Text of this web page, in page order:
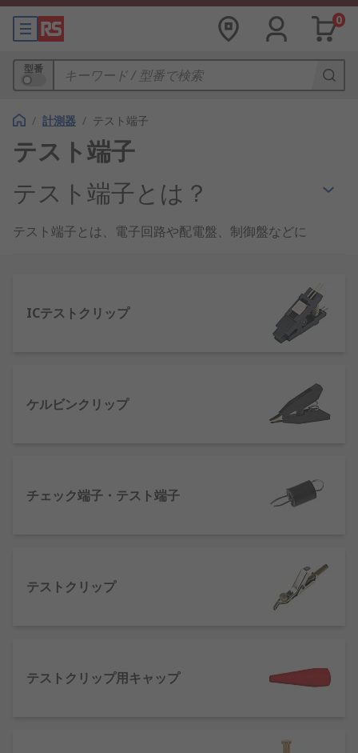
0
型番
/ 計測器 / テスト端子
テスト端子
テスト端子とは？
テスト端子とは、電子回路や配電盤、制御盤などに
一般的には、機器側に試験用ケーブルを接続するた
めのソケットがあり、そこにケーブルに取り付けた
プラグを差し込んで測定を行います。ソケットがな
ローブと呼ばれる細い棒状の先端を回路の一部に接
触させ、オシロスコープなどに接続して測定するの
テスト端子の種類
ナナカプラなど、様々な製品を豊富に取り揃
えております。
タクトプローブには様々な先端形状があり、
‐電気計器と端子線また
ICテストクリップ
ケルビンクリップ
チェック端子・テスト端子
テストクリップ
テストクリップ用キャップ